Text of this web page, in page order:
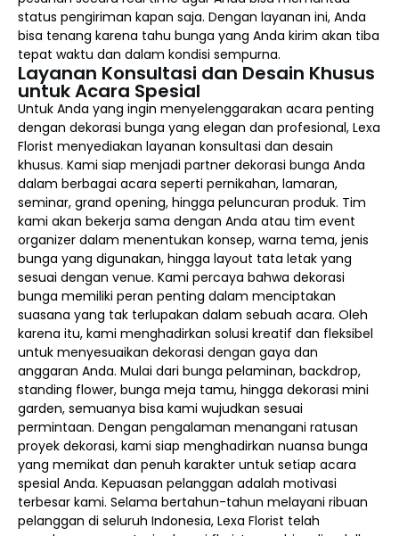
status pengiriman kapan saja. Dengan layanan ini, Anda
bisa tenang karena tahu bunga yang Anda kirim akan tiba
tepat waktu dan dalam kondisi sempurna.
Layanan Konsultasi dan Desain Khusus
untuk Acara Spesial
Untuk Anda yang ingin menyelenggarakan acara penting
dengan dekorasi bunga yang elegan dan profesional, Lexa
Florist menyediakan layanan konsultasi dan desain
khusus. Kami siap menjadi partner dekorasi bunga Anda
dalam berbagai acara seperti pernikahan, lamaran,
seminar, grand opening, hingga peluncuran produk. Tim
kami akan bekerja sama dengan Anda atau tim event
organizer dalam menentukan konsep, warna tema, jenis
bunga yang digunakan, hingga layout tata letak yang
sesuai dengan venue. Kami percaya bahwa dekorasi
bunga memiliki peran penting dalam menciptakan
suasana yang tak terlupakan dalam sebuah acara. Oleh
karena itu, kami menghadirkan solusi kreatif dan fleksibel
untuk menyesuaikan dekorasi dengan gaya dan
anggaran Anda. Mulai dari bunga pelaminan, backdrop,
standing flower, bunga meja tamu, hingga dekorasi mini
garden, semuanya bisa kami wujudkan sesuai
permintaan. Dengan pengalaman menangani ratusan
proyek dekorasi, kami siap menghadirkan nuansa bunga
yang memikat dan penuh karakter untuk setiap acara
spesial Anda. Kepuasan pelanggan adalah motivasi
terbesar kami. Selama bertahun-tahun melayani ribuan
pelanggan di seluruh Indonesia, Lexa Florist telah